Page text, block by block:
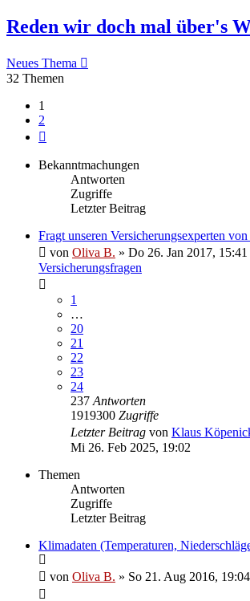
Reden wir doch mal über's
Neues Thema
32 Themen
1
2
Bekanntmachungen
Antworten
Zugriffe
Letzter Beitrag
Fragt unseren Versicherungsexperten
von Oliva B. » Do 26. Jan 2017, 15:41
Versicherungsfragen
1
…
20
21
22
23
24
237 Antworten
1919300 Zugriffe
Letzter Beitrag von Klaus
Mi 26. Feb 2025, 19:02
Themen
Antworten
Zugriffe
Letzter Beitrag
Klimadaten (Temperaturen,
von Oliva B. » So 21. Aug 2016, 19:04